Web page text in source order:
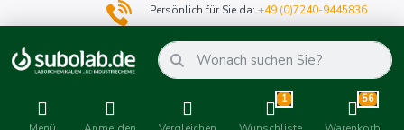
Persönlich für Sie da:+49 (0)7240-9445836
1 56